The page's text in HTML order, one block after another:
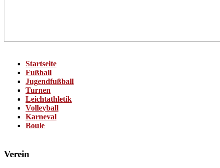
Startseite
Fußball
Jugendfußball
Turnen
Leichtathletik
Volleyball
Karneval
Boule
Verein